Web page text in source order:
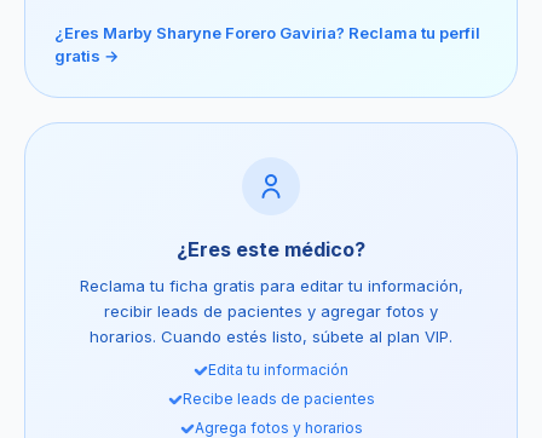
¿Eres Marby Sharyne Forero Gaviria? Reclama tu perfil
gratis →
¿Eres este médico?
Reclama tu ficha gratis para editar tu información,
recibir leads de pacientes y agregar fotos y
horarios. Cuando estés listo, súbete al plan VIP.
Edita tu información
Recibe leads de pacientes
Agrega fotos y horarios